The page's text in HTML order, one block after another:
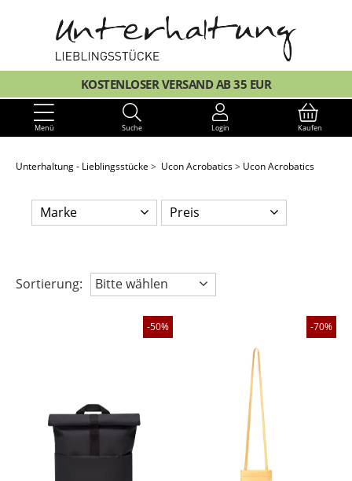
KOSTENLOSER VERSAND AB 35 EUR
Menü Suche Login Kaufen
Unterhaltung - Lieblingsstücke Ucon Acrobatics Ucon Acrobatics
Marke Preis
Sortierung: Bitte wählen
50% 70%